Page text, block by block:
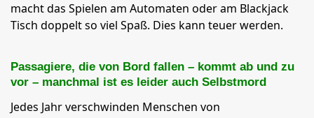
macht das Spielen am Automaten oder am Blackjack
Tisch doppelt so viel Spaß. Dies kann teuer werden.
Passagiere, die von Bord fallen – kommt ab und zu
vor – manchmal ist es leider auch Selbstmord
Jedes Jahr verschwinden Menschen von